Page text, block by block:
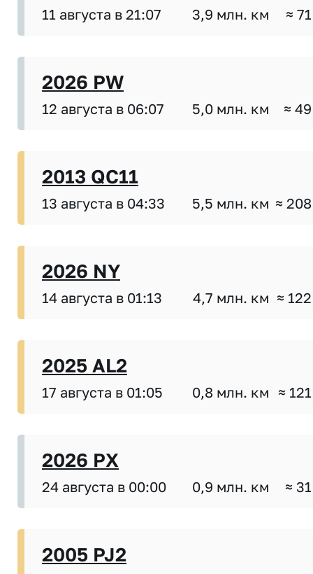
11 августа в 21:07 3,9 млн. км ≈
2026 PW
12 августа в 06:07 5,0 млн. км ≈
2013 QC11
13 августа в 04:33 5,5 млн. км ≈
2026 NY
14 августа в 01:13 4,7 млн. км ≈
2025 AL2
17 августа в 01:05 0,8 млн. км ≈
2026 PX
24 августа в 00:00 0,9 млн. км ≈
2005 PJ2